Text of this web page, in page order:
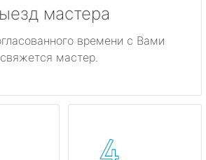
мастера
времени с Вами
свяжется мастер.